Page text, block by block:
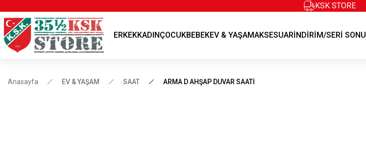
KSK STORE
KSK STORE
ERKEKKADINÇOCUKBEBEKEV & YAŞAMAKSESUARİNDİRİM/SERİ SONU
Anasayfa EV & YAŞAM SAAT ARMA D AHŞAP DUVAR SAATİ